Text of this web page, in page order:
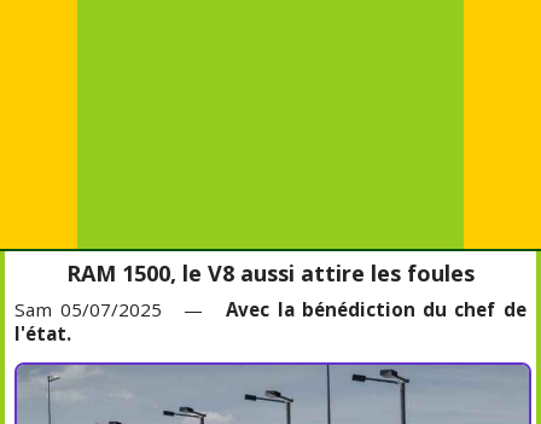
RAM 1500, le V8 aussi attire les foules
Sam 05/07/2025 —Avec la bénédiction du chef de
l'état.